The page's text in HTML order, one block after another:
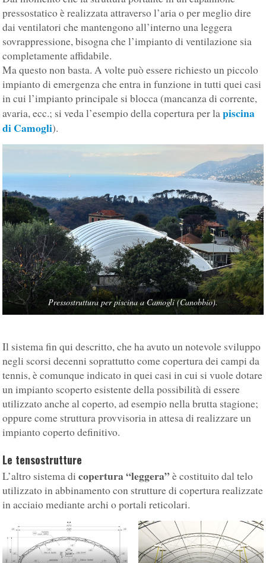
pressostatico è realizzata attraverso l’aria o per meglio dire
dai ventilatori che mantengono all’interno una leggera
sovrappressione, bisogna che l’impianto di ventilazione sia
completamente affidabile.
Ma questo non basta. A volte può essere richiesto un piccolo
impianto di emergenza che entra in funzione in tutti quei casi
in cui l’impianto principale si blocca (mancanza di corrente,
avaria, ecc.; si veda l’esempio della copertura per lapiscina
di Camogli).
Pressostruttura per piscina a Camogli (Canobbio).
Il sistema fin qui descritto, che ha avuto un notevole sviluppo
negli scorsi decenni soprattutto come copertura dei campi da
tennis, è comunque indicato in quei casi in cui si vuole dotare
un impianto scoperto esistente della possibilità di essere
utilizzato anche al coperto, ad esempio nella brutta stagione;
oppure come struttura provvisoria in attesa di realizzare un
impianto coperto definitivo.
Le tensostrutture
L’altro sistema dicopertura “leggera”è costituito dal telo
utilizzato in abbinamento con strutture di copertura realizzate
in acciaio mediante archi o portali reticolari.